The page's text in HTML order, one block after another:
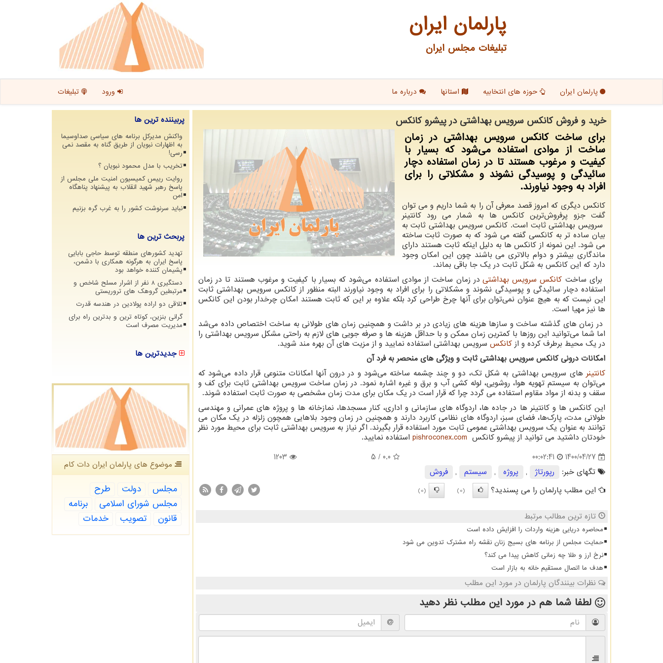
پارلمان ایران
تبلیغات مجلس ایران
پارلمان ایران حوزه های انتخابیه استانها درباره ما ورود تبلیغات
خرید و فروش كانكس سرویس بهداشتی در پیشرو كانكس
برای ساخت كانكس سرویس بهداشتی در زمان
ساخت از موادی استفاده می‌شود كه بسیار با
كیفیت و مرغوب هستند تا در زمان استفاده دچار
سائیدگی و پوسیدگی نشوند و مشكلاتی را برای
افراد به وجود نیاورند.
کانکس دیگری که امروز قصد معرفی آن را به شما داریم و می توان
گفت جزو پرفروش‌ترین کانکس ها به شمار می رود کانتینر
سرویس بهداشتی ثابت است. کانکس سرویس بهداشتی ثابت به
بیان ساده تر به کانکسی گفته می شود که به صورت ثابت ساخته
می شود. این نمونه از کانکس ها به دلیل اینکه ثابت هستند دارای
ماندگاری بیشتر و دوام بالاتری می باشند چون این امکان وجود
دارد که این کانکس به شکل ثابت در یک جا باقی بماند.
برای ساخت کانکس سرویس بهداشتی در زمان ساخت از موادی استفاده می‌شود که بسیار با کیفیت و مرغوب هستند تا در زمان
استفاده دچار سائیدگی و پوسیدگی نشوند و مشکلاتی را برای افراد به وجود نیاورند البته منظور از کانکس سرویس بهداشتی ثابت
این نیست که به هیچ عنوان نمی‌توان برای آنها چرخ طراحی کرد بلکه علاوه بر این که ثابت هستند امکان چرخدار بودن این کانکس
ها نیز مهیا است.
در زمان های گذشته ساخت و سازها هزینه های زیادی در بر داشت و همچنین زمان های طولانی به ساخت اختصاص داده می‌شد
اما شما می‌توانید این روزها با کمترین زمان ممکن و با حداقل هزینه ها و صرفه جویی های لازم به راحتی مشکل سرویس بهداشتی را
در یک محیط برطرف کرده و از کانکس سرویس بهداشتی استفاده نمایید و از مزیت های آن بهره مند شوید.
امکانات درونی کانکس سرویس بهداشتی ثابت و ویژگی های منحصر به فرد آن
کانتینر های سرویس بهداشتی به شکل تک، دو و چند چشمه ساخته می‌شود و در درون آنها امکانات متنوعی قرار داده می‌شود که
می‌توان به سیستم تهویه هوا، روشویی، لوله کشی آب و برق و غیره اشاره نمود. در زمان ساخت سرویس بهداشتی ثابت برای کف و
سقف و بدنه از مواد مقاوم استفاده می گردد چرا که قرار است در یک مکان برای مدت زمان مشخصی به صورت ثابت استفاده شوند.
این کانکس ها و کانتینر ها در جاده ها، اردوگاه های سازمانی و اداری، کنار مسجدها، نمازخانه ها و پروژه های عمرانی و مهندسی
طولانی مدت، پارک‌ها، فضای سبز، اردوگاه های نظامی کاربرد دارند و همچنین در زمان وجود بلاهایی همچون زلزله در یک مکان می
توانند به عنوان یک سرویس بهداشتی عمومی ثابت مورد استفاده قرار بگیرند. اگر نیاز به سرویس بهداشتی ثابت برای محیط مورد نظر
خودتان داشتید می توانید از پیشرو کانکس pishroconex.com استفاده نمایید.
1400/04/27
00:02:41
0.0
/ 5
1203
تگهای خبر:
رپورتاژ , پروژه , سیستم ,
فروش
این مطلب پارلمان را می پسندید؟
(0)
(0)
تازه ترین مطالب مرتبط
محاصره دریایی هزینه واردات را افزایش داده است
حمایت مجلس از برنامه های بسیج زنان نقشه راه مشترک تدوین می شود
نرخ ارز و طلا چه زمانی کاهش پیدا می کند؟
هدف ما اتصال مستقیم خانه به بازار است
نظرات بینندگان پارلمان در مورد این مطلب
لطفا شما هم در مورد این مطلب نظر دهید
پربیننده ترین ها
واکنش مدیرکل برنامه های سیاسی صداوسیما
به اظهارات نبویان از طریق گناه به مقصد نمی
رسی!
تخریب با مدل محمود نبویان ؟
روایت رییس کمیسیون امنیت ملی مجلس از
پاسخ رهبر شهید انقلاب به پیشنهاد پناهگاه
امن
نباید سرنوشت کشور را به غرب گره بزنیم
پربحث ترین ها
تهدید کشورهای منطقه توسط حاجی بابایی
پاسخ ایران به هرگونه همکاری با دشمن،
پشیمان کننده خواهد بود
دستگیری 8 نفر از اشرار مسلح شاخص و
مرتبطین گروهک های تروریستی
تلاقی دو اراده پولادین در هندسه قدرت
گرانی بنزین، کوتاه ترین و بدترین راه برای
مدیریت مصرف است
جدیدترین ها
موضوع های پارلمان ایران دات كام
مجلس دولت
طرح
مجلس شورای اسلامی
برنامه
قانون
تصویب خدمات